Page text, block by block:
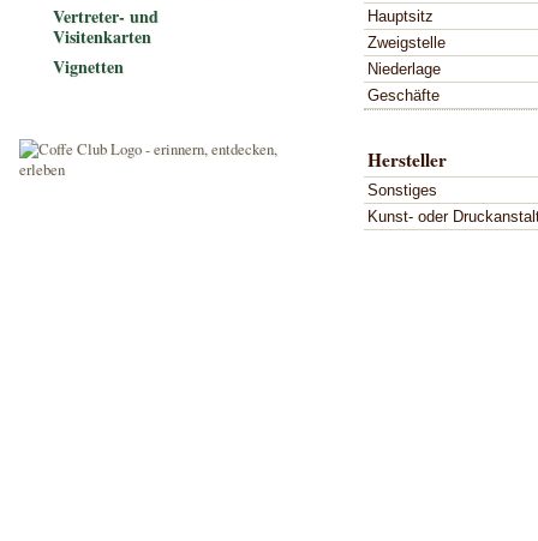
Hauptsitz
Zweigstelle
Niederlage
Geschäfte
Hersteller
Sonstiges
Kunst- oder
Vertreter- und
Visitenkarten
Vignetten